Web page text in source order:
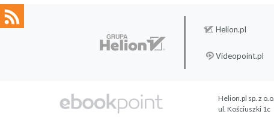
Helion.pl
Videopoint.pl
Helion.pl sp. z o.o.
ul. Kościuszki 1c